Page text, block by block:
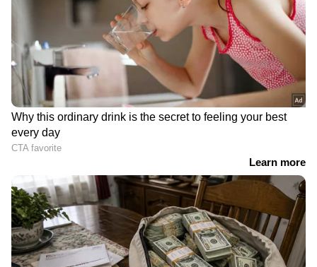
വിശകലനവും സമഗ്രമായ റിപ്പോർട്ടിംഗും —
എല്ലാം ഒരൊറ്റ സ്ഥലത്ത്. ഏത് സമയത്തും,
എവിടെയും വിശ്വസനീയമായ വാർത്തകൾ
ലഭിക്കാൻAsianet News Malayalam